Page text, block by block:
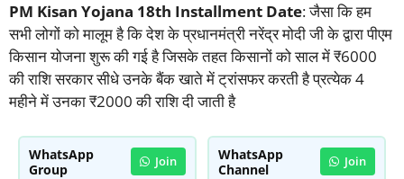
PM Kisan Yojana 18th Installment Date: जैसा कि हम
सभी लोगों को मालूम है कि देश के प्रधानमंत्री नरेंद्र मोदी जी के द्वारा पीएम
किसान योजना शुरू की गई है जिसके तहत किसानों को साल में ₹6000
की राशि सरकार सीधे उनके बैंक खाते में ट्रांसफर करती है प्रत्येक 4
महीने में उनका ₹2000 की राशि दी जाती है
WhatsApp
Group
Join
WhatsApp
Channel
Join